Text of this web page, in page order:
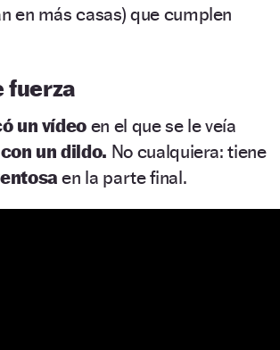
en más casas) que cumplen
fuerza
un vídeo en el que se le veía
con un dildo. No cualquiera: tiene
en la parte final.